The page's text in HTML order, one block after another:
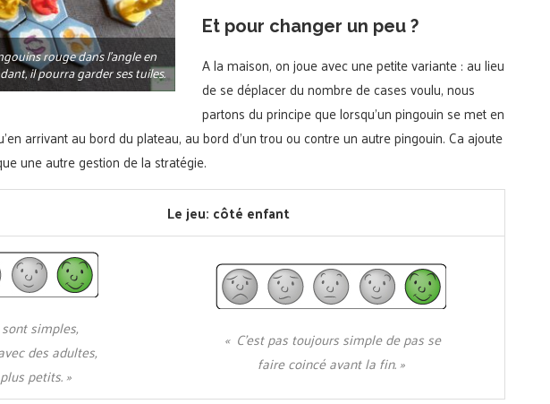
rouge dans l’angle en
il pourra garder ses tuiles.
Et pour changer un peu ?
A la maison, on joue avec une petite variante : au lieu
de se déplacer du nombre de cases voulu, nous
partons du principe que lorsqu’un pingouin se met en
arrivant au bord du plateau, au bord d’un trou ou contre un autre pingouin. Ca ajoute
une autre gestion de la stratégie.
Le jeu: côté enfant
simples,
des adultes,
petits. »
« C’est pas toujours simple de pas se
faire coincé avant la fin. »